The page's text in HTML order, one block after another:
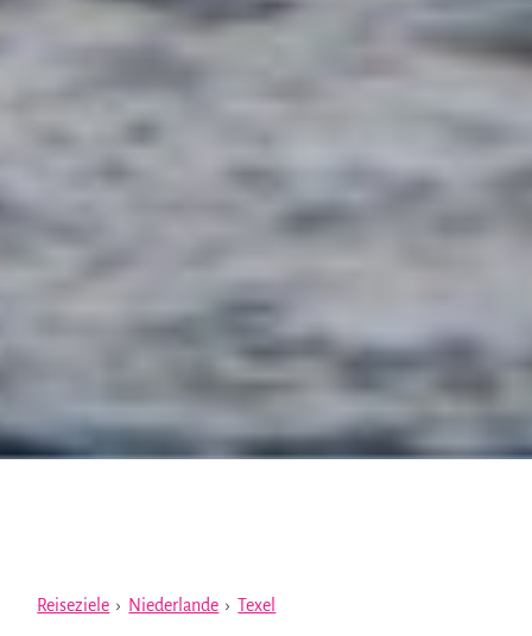
Reiseziele › Niederlande › Texel